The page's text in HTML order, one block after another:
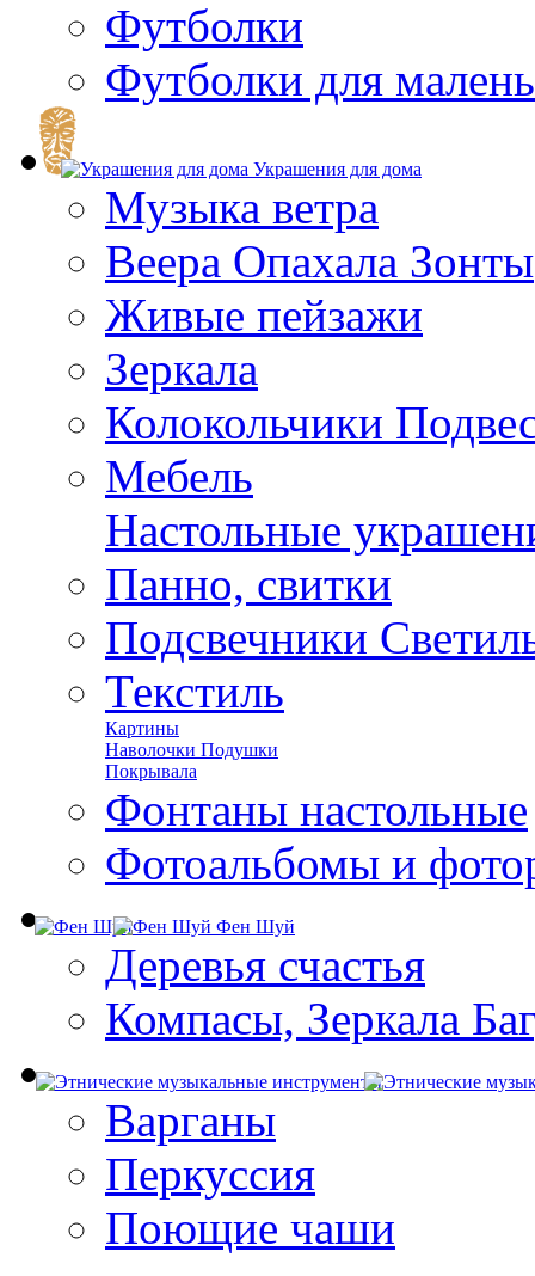
Футболки
Футболки для
Украшения для дома
Музыка ветра
Веера Опахала Зонты
Живые пейзажи
Зеркала
Колокольчики
Мебель
Настольные
Панно, свитки
Подсвечники
Текстиль
Картины
Наволочки Подушки
Покрывала
Фонтаны настольные
Фотоальбомы и
Фен Шуй
Деревья счастья
Компасы, Зеркала
Варганы
Перкуссия
Поющие чаши